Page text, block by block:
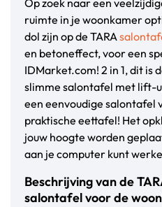
Op zoek naar een
ruimte in je woonkamer
dol zijn op de TARA
en betoneffect, voor een
IDMarket.com! 2 in 1, dit is
slimme salontafel met lift-
een eenvoudige salontafel
praktische eettafel! Het
jouw hoogte worden
aan je computer kunt
Beschrijving van de
salontafel voor de